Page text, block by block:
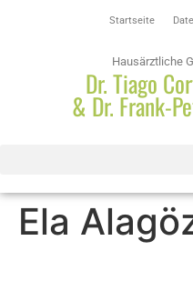
Startseite
Hausärztliche
Dr. Tiago
& Dr. Frank-
Ela